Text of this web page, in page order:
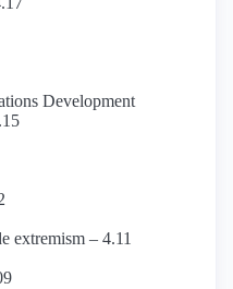
Development
extremism – 4.11